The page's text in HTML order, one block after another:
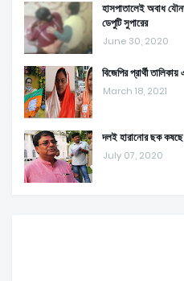
হাসপাতালেই অবাধ
ডেপুটি সুপারের
June 30, 2020
বিজেপির প্রার্থী
March 18, 2021
দলই হারানোর ছক
July 07, 2020